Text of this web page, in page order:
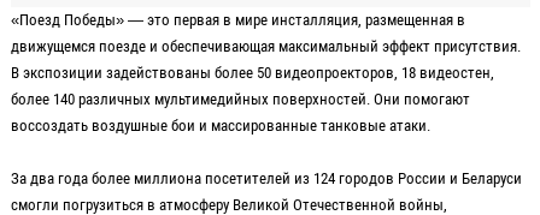
«Поезд Победы» — это первая в мире инсталляция, размещенная в
движущемся поезде и обеспечивающая максимальный эффект присутствия.
В экспозиции задействованы более 50 видеопроекторов, 18 видеостен,
более 140 различных мультимедийных поверхностей. Они помогают
воссоздать воздушные бои и массированные танковые атаки.
За два года более миллиона посетителей из 124 городов России и Беларуси
смогли погрузиться в атмосферу Великой Отечественной войны,